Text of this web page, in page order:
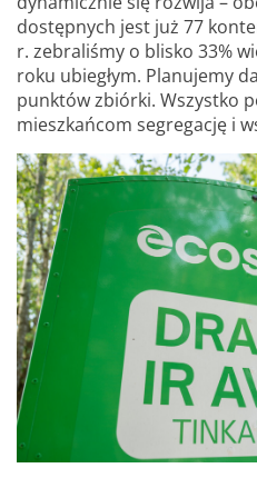
dostępnych jest już 77
r. zebraliśmy o blisko 33%
roku ubiegłym. Planujemy
punktów zbiórki. Wszystko
mieszkańcom segregację i